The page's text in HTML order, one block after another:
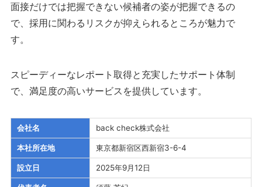
面接だけでは把握できない候補者の姿が把握できるの
で、採用に関わるリスクが抑えられるところが魅力で
す。
スピーディーなレポート取得と充実したサポート体制
で、満足度の高いサービスを提供しています。
会社名 back check株式会社
本社所在地 東京都新宿区西新宿3-6-4
設立日 2025年9月12日